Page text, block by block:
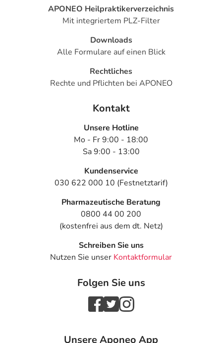
APONEO Heilpraktikerverzeichnis
Mit integriertem PLZ-Filter
Downloads
Alle Formulare auf einen Blick
Rechtliches
Rechte und Pflichten bei APONEO
Kontakt
Unsere Hotline
Mo - Fr 9:00 - 18:00
Sa 9:00 - 13:00
Kundenservice
030 622 000 10 (Festnetztarif)
Pharmazeutische Beratung
0800 44 00 200
(kostenfrei aus dem dt. Netz)
Schreiben Sie uns
Nutzen Sie unser Kontaktformular
Folgen Sie uns
Unsere Aponeo App